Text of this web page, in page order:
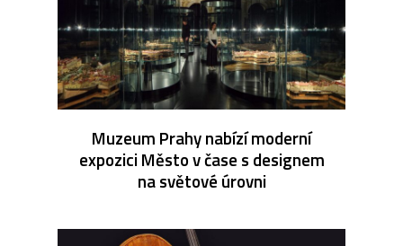
Muzeum Prahy nabízí moderní
expozici Město v čase s designem
na světové úrovni